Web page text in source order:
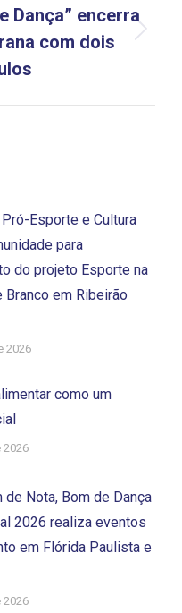
Dança” encerra
com dois
Esporte e Cultura
para
do projeto Esporte na
Branco em Ribeirão
2026
como um
2026
de Nota, Bom de Dança
2026 realiza eventos
em Flórida Paulista e
2026